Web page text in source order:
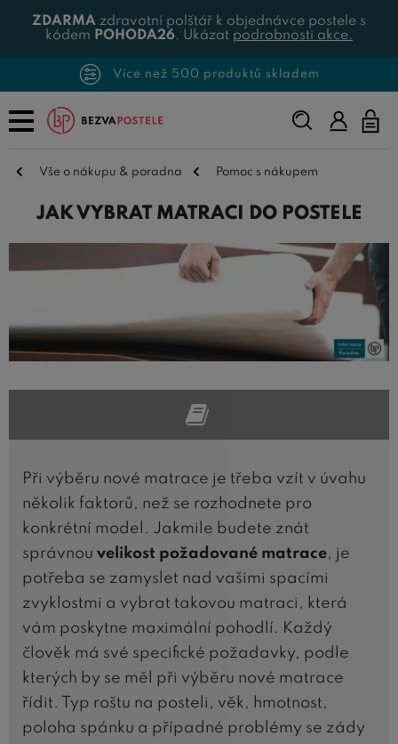
ZDARMA zdravotní polštář k objednávce postele s
kódem POHODA26. Ukázat podrobnosti akce.
Více než 500 produktů skladem
Napište,
co
Vše o nákupu & poradna Pomoc s nákupem
JAK VYBRAT MATRACI DO POSTELE
Při výběru nové matrace je třeba vzít v úvahu
několik faktorů, než se rozhodnete pro
konkrétní model. Jakmile budete znát
správnou velikost požadované matrace, je
potřeba se zamyslet nad vašimi spacími
zvyklostmi a vybrat takovou matraci, která
vám poskytne maximální pohodlí. Každý
člověk má své specifické požadavky, podle
kterých by se měl při výběru nové matrace
řídit. Typ roštu na posteli, věk, hmotnost,
poloha spánku a případné problémy se zády